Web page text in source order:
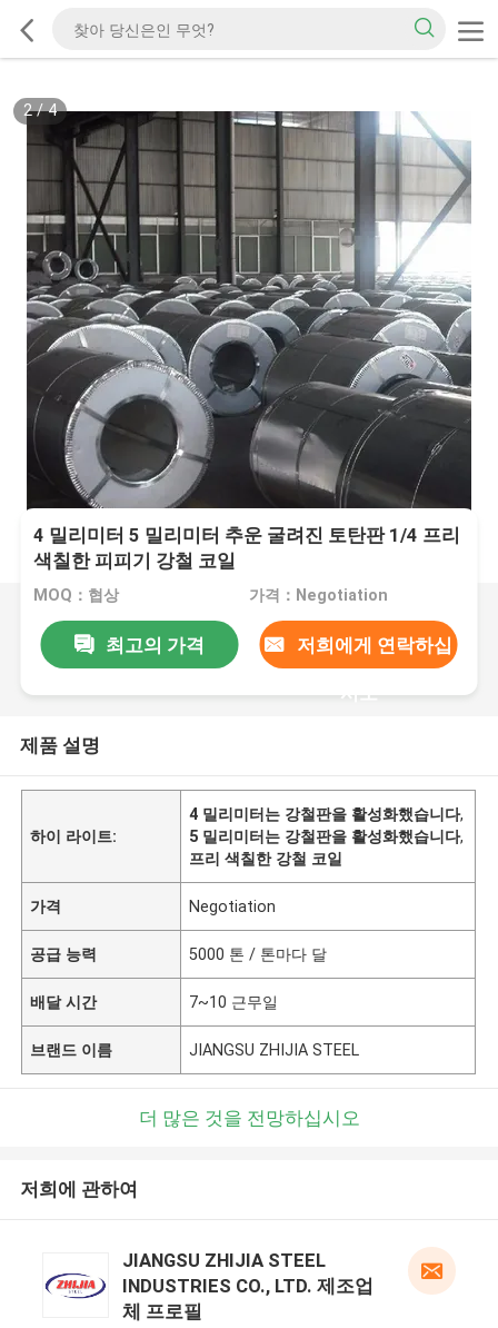
2/4
4 밀리미터 5 밀리미터 추운 굴려진 토탄판 1/4 프리
색칠한 피피기 강철 코일
MOQ：협상 가격：Negotiation
최고의 가격 저희에게 연락하십
시오
제품 설명
하이 라이트:
4 밀리미터는 강철판을 활성화했습니다,
5 밀리미터는 강철판을 활성화했습니다,
프리 색칠한 강철 코일
가격 Negotiation
공급 능력 5000 톤 / 톤마다 달
배달 시간 7~10 근무일
브랜드 이름 JIANGSU ZHIJIA STEEL
더 많은 것을 전망하십시오
저희에 관하여
JIANGSU ZHIJIA STEEL
INDUSTRIES CO., LTD. 제조업
체 프로필